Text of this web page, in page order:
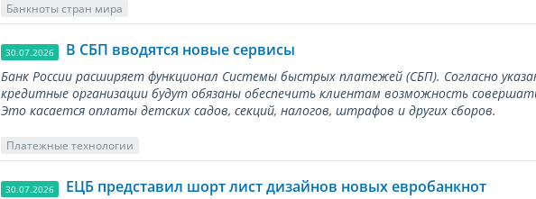
Банкноты стран мира
30.07.2026 В СБП вводятся новые сервисы
Банк России расширяет функционал Системы быстрых платежей (СБП). Согласно
кредитные организации будут обязаны обеспечить клиентам возможность
Это касается оплаты детских садов, секций, налогов, штрафов и других сборов.
Платежные технологии
30.07.2026 ЕЦБ представил шорт лист дизайнов новых евробанкнот